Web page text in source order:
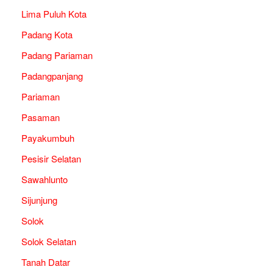
Lima Puluh Kota
Padang Kota
Padang Pariaman
Padangpanjang
Pariaman
Pasaman
Payakumbuh
Pesisir Selatan
Sawahlunto
Sijunjung
Solok
Solok Selatan
Tanah Datar